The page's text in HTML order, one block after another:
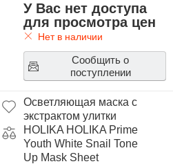
У Вас нет доступа
для просмотра цен
Нет в наличии
Сообщить о
поступлении
Осветляющая маска с
экстрактом улитки
HOLIKA HOLIKA Prime
Youth White Snail Tone
Up Mask Sheet